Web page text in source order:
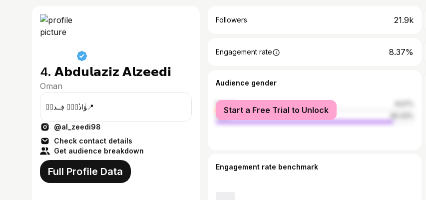
4. 𝗔𝗯𝗱𝘂𝗹𝗮𝘇𝗶𝘇 𝗔𝗹𝘇𝗲𝗲𝗱𝗶
Oman
ﯟٰا̍دېْۧ ڣــدۍۧ📍
@al_zeedi98
Check contact details
Get audience breakdown
Full Profile Data
Followers 21.9k
Engagement rate 8.37%
Audience gender
female
male
Start a Free Trial to Unlock
Engagement rate benchmark